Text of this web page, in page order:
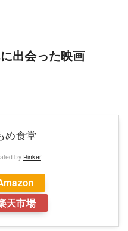
出会った映画
め食堂
by Rinker
天市場